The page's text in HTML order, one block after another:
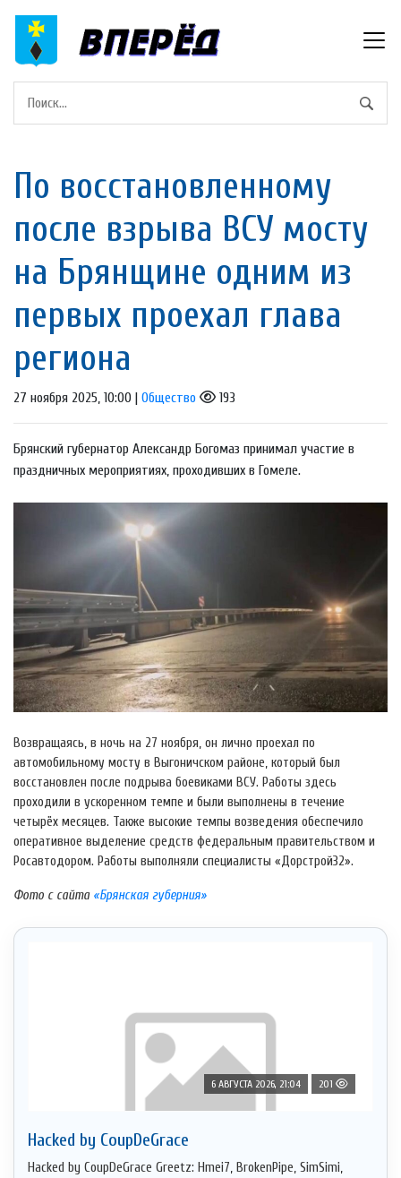
По восстановленному
после взрыва ВСУ мосту
на Брянщине одним из
первых проехал глава
региона
27 ноября 2025, 10:00 | Общество 193
Брянский губернатор Александр Богомаз принимал участие в
праздничных мероприятиях, проходивших в Гомеле.
Возвращаясь, в ночь на 27 ноября, он лично проехал по
автомобильному мосту в Выгоничском районе, который был
восстановлен после подрыва боевиками ВСУ. Работы здесь
проходили в ускоренном темпе и были выполнены в течение
четырёх месяцев. Также высокие темпы возведения обеспечило
оперативное выделение средств федеральным правительством и
Росавтодором. Работы выполняли специалисты «Дорстрой32».
Фото с сайта«Брянская губерния»
6 АВГУСТА 2026, 21:04 201
Hacked by CoupDeGrace
Hacked by CoupDeGrace Greetz: Hmei7, BrokenPipe, SimSimi,